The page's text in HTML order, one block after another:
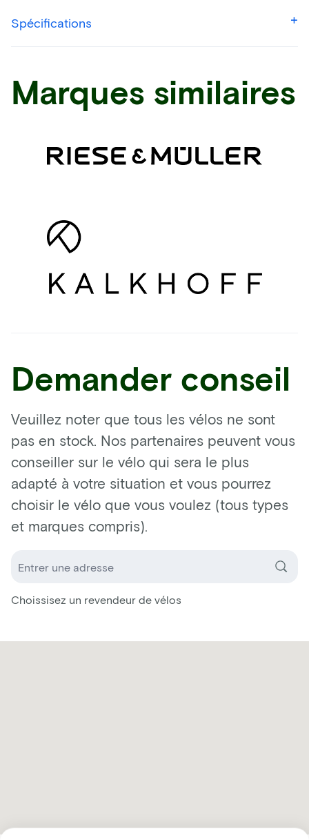
Spécifications
Marques similaires
Demander conseil
Veuillez noter que tous les vélos ne sont
pas en stock. Nos partenaires peuvent vous
conseiller sur le vélo qui sera le plus
adapté à votre situation et vous pourrez
choisir le vélo que vous voulez (tous types
et marques compris).
Choissisez un revendeur de vélos